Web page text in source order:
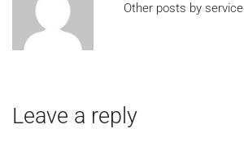
Other posts by service
Leave a reply